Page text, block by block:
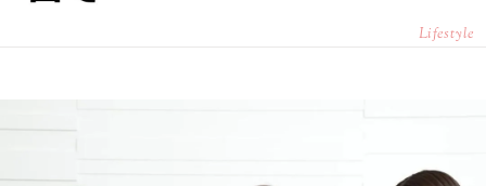
Lifestyle